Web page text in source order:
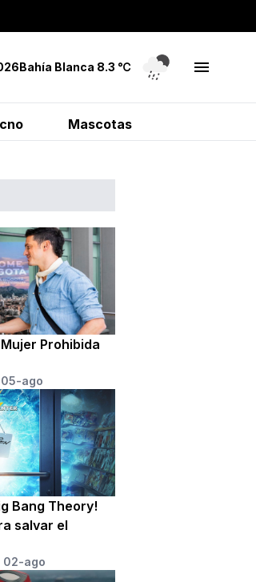
Bahía Blanca 8.3 ℃
Mascotas
Prohibida
05-ago
Bang Theory!
salvar el
02-ago